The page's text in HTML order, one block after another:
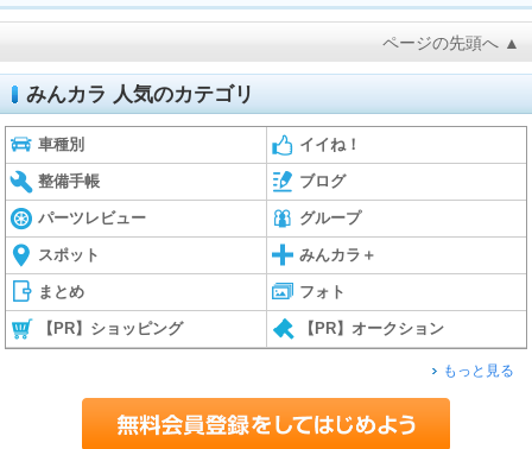
ページの先頭へ ▲
みんカラ 人気のカテゴリ
車種別 イイね！
整備手帳 ブログ
パーツレビュー グループ
スポット みんカラ＋
まとめ フォト
【PR】ショッピング 【PR】オークション
もっと見る